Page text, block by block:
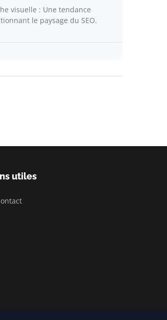
visuelle : Une tendance
le paysage du SEO.
utiles